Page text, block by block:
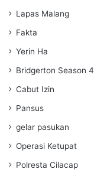
Lapas Malang
Fakta
Yerin Ha
Bridgerton Season 4
Cabut Izin
Pansus
gelar pasukan
Operasi Ketupat
Polresta Cilacap